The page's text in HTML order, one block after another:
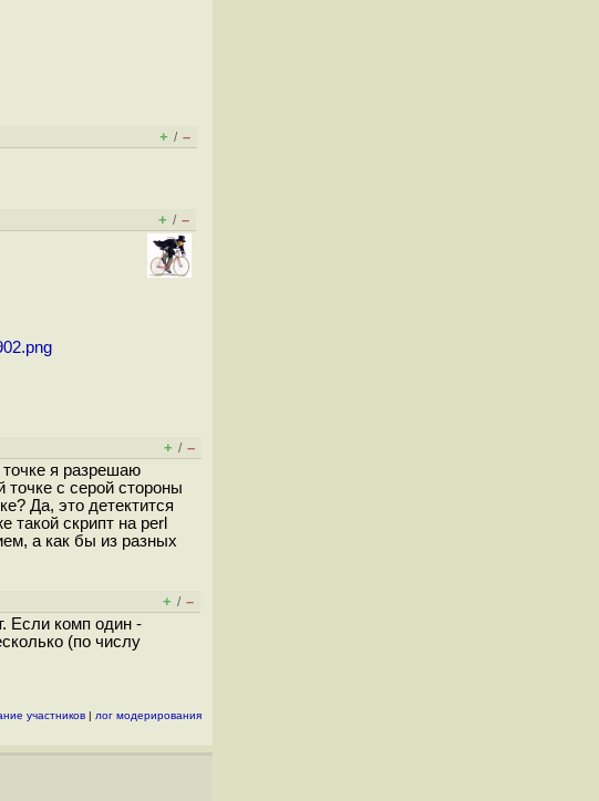
+ / –
+ / –
+ / –
точке я разрешаю
точке с серой стороны
Да, это детектится
скрипт на perl
а как бы из разных
+ / –
Если комп один -
(по числу
участников | лог модерирования